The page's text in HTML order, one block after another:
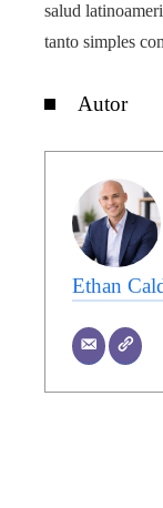
salud
tanto simples
Autor
Ethan